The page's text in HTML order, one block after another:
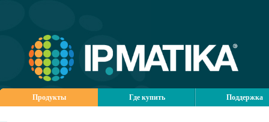
Продукты Где купить Поддержка